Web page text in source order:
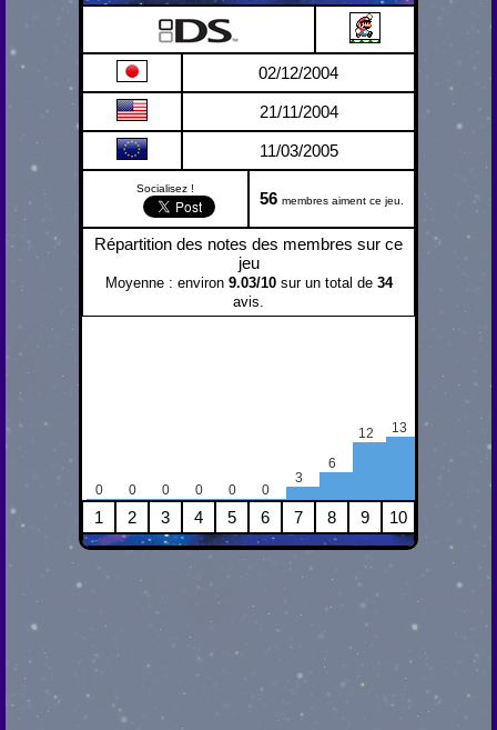
Nintendo DS
02/12/2004
21/11/2004
11/03/2005
Socialisez !
56 membres aiment ce jeu.
Répartition des notes des membres sur ce
jeu
Moyenne : environ 9.03/10 sur un total de 34
avis.
0 0 0 0 0 0
3
6
12 13
1 2 3 4 5 6 7 8 9 10